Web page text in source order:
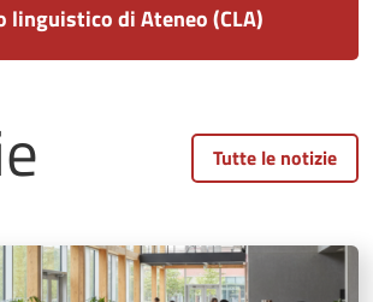
linguistico di Ateneo (CLA)
Tutte le notizie